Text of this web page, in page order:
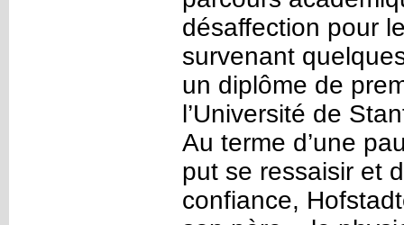
désaffection pour
survenant
un diplôme de
l’Université de
Au terme d’une
put se ressaisir et
confiance,